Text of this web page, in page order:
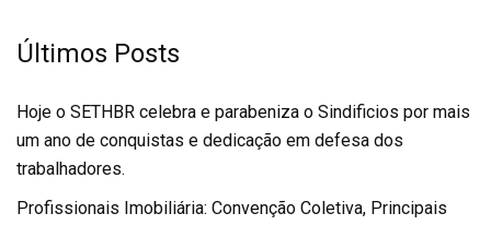
Últimos Posts
Hoje o SETHBR celebra e parabeniza o Sindificios por mais
um ano de conquistas e dedicação em defesa dos
trabalhadores.
Profissionais Imobiliária: Convenção Coletiva, Principais